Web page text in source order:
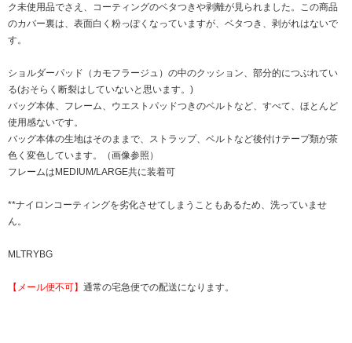
ク未使用品でさえ、コーティングのベタつきや剥離が見られました。この商品
のカバー裏は、表面白く粉っぽくなっていますが、ベタつき、剥がれはないで
す。
ショルダーパッド（カモフラージュ）の中のクッション、部分的につぶれてい
る(おそらく断裂はしていないと思います。)
バッグ本体、フレーム、ウエストパッドつきのベルトなど、すべて、ほとんど
使用感ないです。
バッグ本体の生地はそのままで、ストラップ、ベルトなど後付けテープ類が茶
色く変色しています。（画像参照）
フレームはMEDIUM/LARGE共に装着可
**ナイロンコーティングを劣化させてしまうこともあるため、洗っていませ
ん。
MLTRYBG
【メール便不可】 通常の宅急便での配送になります。